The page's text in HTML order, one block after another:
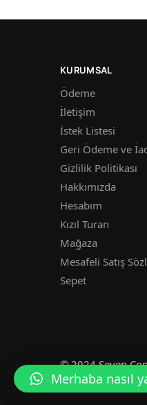
KURUMSAL
Ödeme
İletişim
İstek Listesi
Geri Ödeme ve
Gizlilik Politikası
Hakkımızda
Hesabım
Kızıl Turan
Mağaza
Mesafeli Satış
Sepet
© 2024 Seven
Developadam
Merhaba nasıl